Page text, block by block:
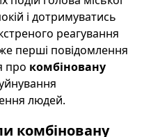
і дотримуватись
реагування
перші повідомлення
про комбіновану
людей.
комбіновану